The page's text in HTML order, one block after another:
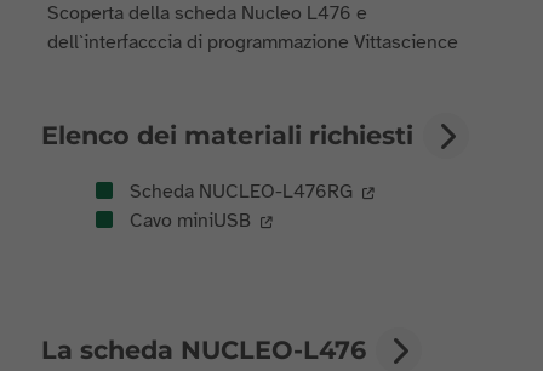
Scoperta della scheda Nucleo L476 e
dell`interfacccia di programmazione Vittascience
Elenco dei materiali richiesti
Scheda NUCLEO-L476RG
Cavo miniUSB
La scheda NUCLEO-L476